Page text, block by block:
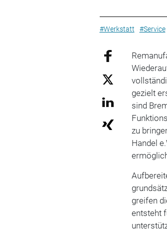
#Werkstatt #Service
gezielt
sind
zu
Handel
greifen
entsteht